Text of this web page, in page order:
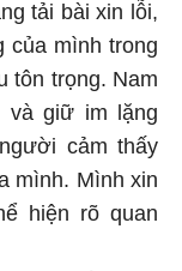
tải bài xin lỗi,
của mình trong
tôn trọng. Nam
và giữ im lặng
cảm thấy
mình. Mình xin
hiện rõ quan